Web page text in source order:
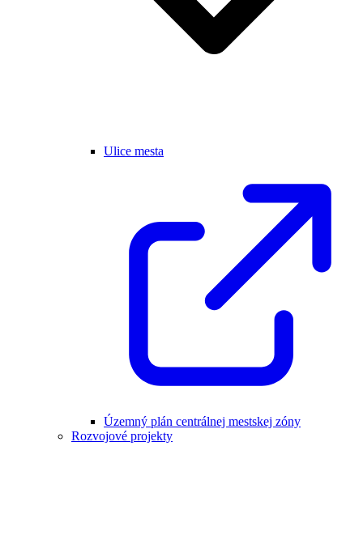
Ulice mesta
Územný plán centrálnej mestskej zóny
Rozvojové projekty